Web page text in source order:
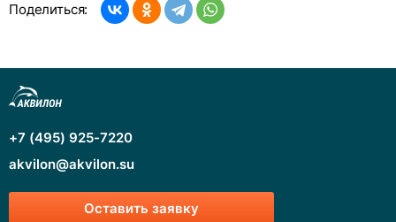
Поделиться:
Оставить заявку
+7 (495) 925-7220
akvilon@akvilon.su